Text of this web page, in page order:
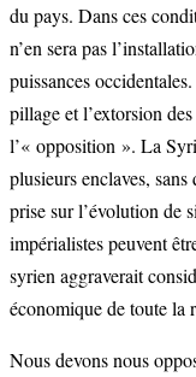
du pays. Dans ces
n’en sera pas
puissances
pillage et l’extorsion
l’« opposition ». La
plusieurs enclaves, sans
prise sur l’évolution de
impérialistes peuvent
syrien aggraverait
économique de toute la
Nous devons nous